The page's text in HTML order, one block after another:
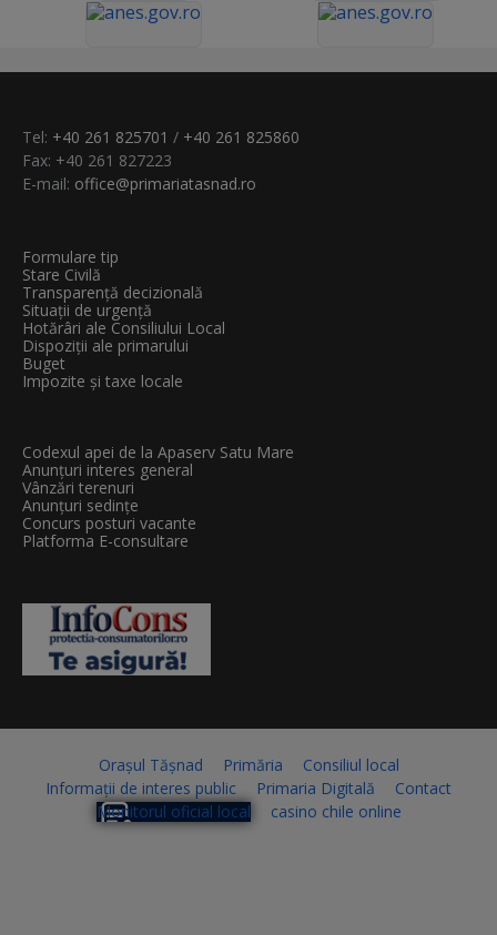
Tel: +40 261 825701 / +40 261 825860
Fax: +40 261 827223
E-mail: office@primariatasnad.ro
Formulare tip
Stare Civilă
Transparenţă decizională
Situații de urgență
Hotărâri ale Consiliului Local
Dispoziții ale primarului
Buget
Impozite și taxe locale
Codexul apei de la Apaserv Satu Mare
Anunțuri interes general
Vânzări terenuri
Anunțuri sedințe
Concurs posturi vacante
Platforma E-consultare
Orașul Tășnad Primăria
Consiliul local
Informații de interes public
Primaria Digitală
Contact
Monitorul oficial local
casino chile online